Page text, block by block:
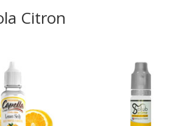
Citron